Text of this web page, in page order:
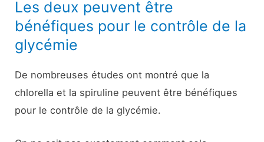
Les deux peuvent être
bénéfiques pour le contrôle de la
glycémie
De nombreuses études ont montré que la
chlorella et la spiruline peuvent être bénéfiques
pour le contrôle de la glycémie.